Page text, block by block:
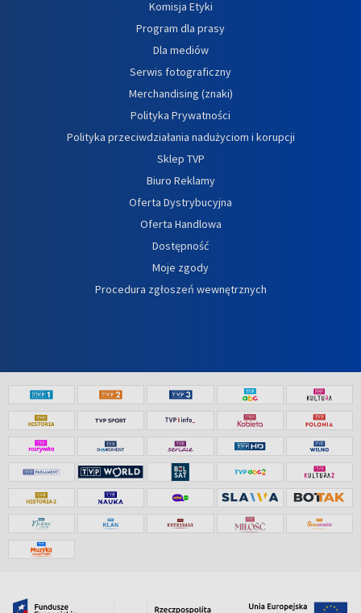
Komisja Etyki
Program dla prasy
Dla mediów
Serwis fotograficzny
Merchandising (znaki)
Polityka Prywatności
Polityka przeciwdziałania nadużyciom i korupcji
Sklep TVP
Biuro Reklamy
Oferta Dystrybucyjna
Oferta Handlowa
Dostępność
Moje zgody
Procedura zgłoszeń wewnętrznych